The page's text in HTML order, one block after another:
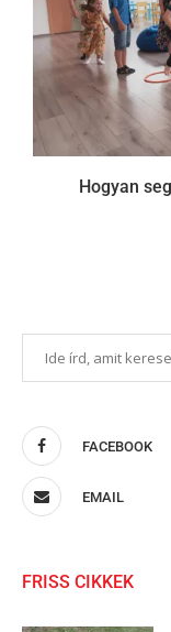
Hogyan
FACEBOOK
EMAIL
FRISS CIKKEK